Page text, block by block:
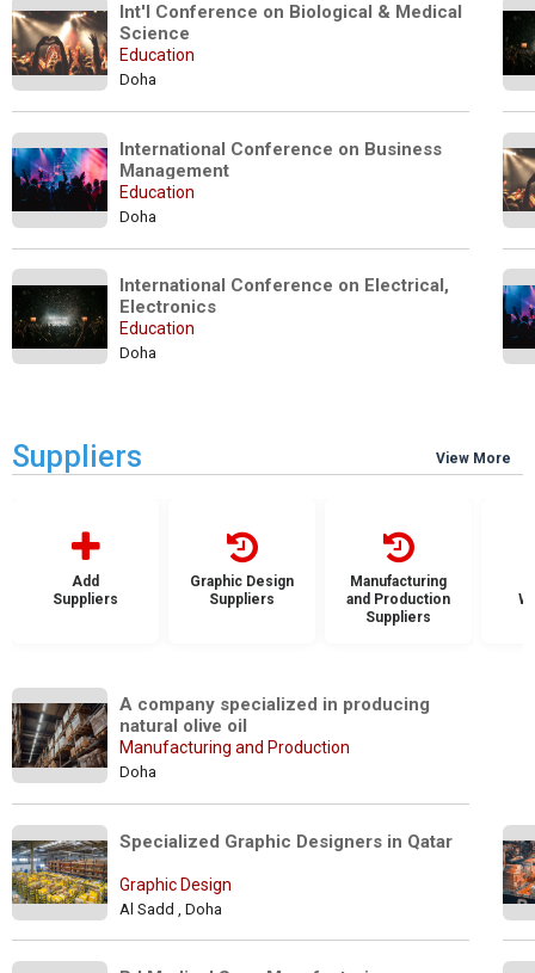
Int'l Conference on Biological & Medical
Science
Education
Doha
International Conference on Business
Education
Doha
International Conference on Electrical,
Electronics
Education
Doha
Suppliers View More
Add
Suppliers
Graphic Design
Suppliers
Manufacturing
and Production
Suppliers
A company specialized in producing
natural olive oil
Manufacturing and Production
Doha
Graphic Design
Al Sadd , Doha